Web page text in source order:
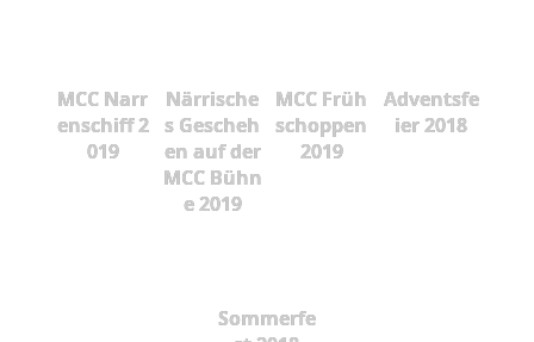
MCC Narr
enschiff 2
019
Närrische
s Gescheh
en auf der
MCC Bühn
e 2019
MCC Früh
schoppen
2019
Adventsfe
ier 2018
Sommerfe